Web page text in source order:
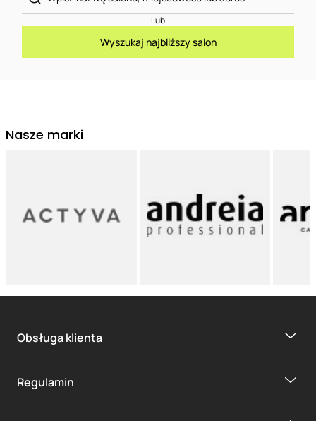
Lub
Wyszukaj najbliższy salon
Nasze marki
Obsługa klienta
Regulamin